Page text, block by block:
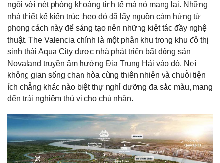
ngôi với nét phóng khoáng tinh tế mà nó mang lại. Những
nhà thiết kế kiến trúc theo đó đã lấy nguồn cảm hứng từ
phong cách này để sáng tạo nên những kiệt tác đầy nghệ
thuật. The Valencia chính là một phân khu trong khu đô thị
sinh thái Aqua City được nhà phát triển bất động sản
Novaland truyền âm hưởng Địa Trung Hải vào đó. Nơi
không gian sống chan hòa cùng thiên nhiên và chuỗi tiện
ích chẳng khác nào biệt thự nghỉ dưỡng đa sắc màu, mang
đến trải nghiệm thú vị cho chủ nhân.